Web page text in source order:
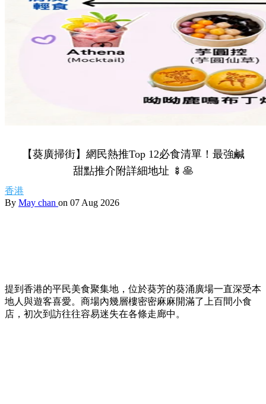
【葵廣掃街】網民熱推Top 12必食清單！最強鹹
甜點推介附詳細地址 🍢🥞
香港
By May chan on 07 Aug 2026
提到香港的平民美食聚集地，位於葵芳的葵涌廣場一直深受本
地人與遊客喜愛。商場內幾層樓密密麻麻開滿了上百間小食
店，初次到訪往往容易迷失在各條走廊中。